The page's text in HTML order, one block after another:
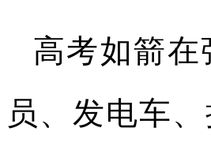
高考如箭
员、发电车